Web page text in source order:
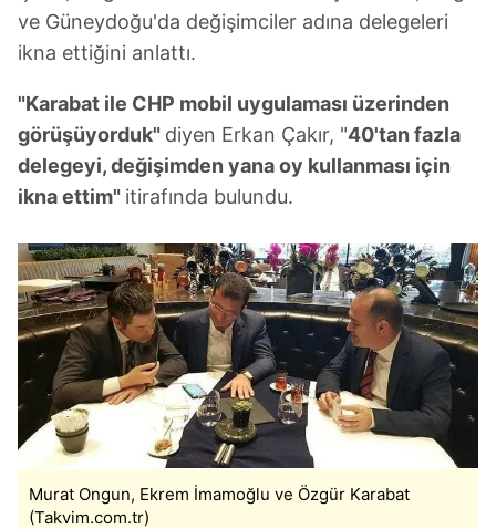
ve Güneydoğu'da değişimciler adına delegeleri
ikna ettiğini anlattı.
"Karabat ile CHP mobil uygulaması üzerinden
görüşüyorduk" diyen Erkan Çakır, "40'tan fazla
delegeyi, değişimden yana oy kullanması için
ikna ettim" itirafında bulundu.
Murat Ongun, Ekrem İmamoğlu ve Özgür Karabat
(Takvim.com.tr)